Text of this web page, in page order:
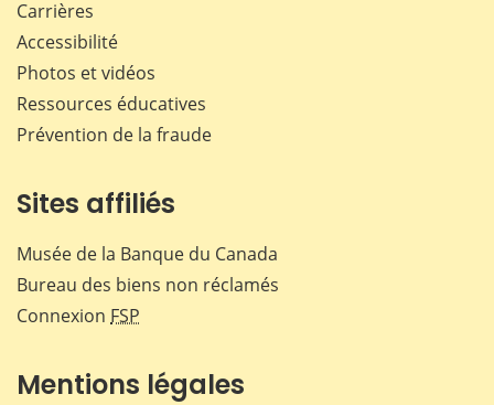
Carrières
Accessibilité
Photos et vidéos
Ressources éducatives
Prévention de la fraude
Sites affiliés
Musée de la Banque du Canada
Bureau des biens non réclamés
Connexion FSP
Mentions légales